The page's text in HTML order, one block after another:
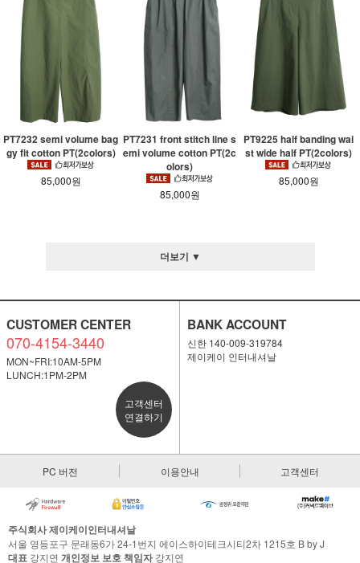
PT7232 semi volume bag
gy fit cotton PT(2colors)
85,000원
PT7231 front stitch line s
emi volume cotton PT(2c
olors)
85,000원
PT9225 half banding wai
st wide half PT(2colors)
85,000원
더보기 ▼
CUSTOMER CENTER
070-4154-3440
MON~FRI:10AM-5PM
LUNCH:1PM-2PM
고객센터
연결하기
BANK ACCOUNT
신한 140-009-319784
제이케이 인터내셔날
PC 버전 이용안내 고객센터
주식회사 제이케이인터내셔날
서울 영등포구 문래동6가 24-1번지 에이스하이테크시티2차 1215호 B by J
대표 강지연 개인정보 보호 책임자강지연